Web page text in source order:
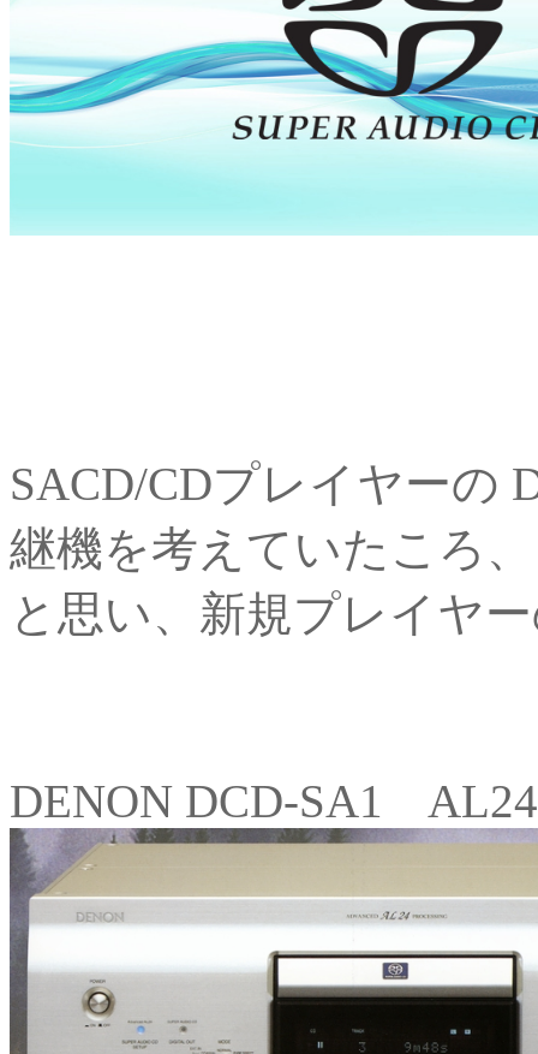
SACD/CDプレイヤーの
継機を考えていたころ
と思い、新規プレイヤ
DENON DCD-SA1 AL24